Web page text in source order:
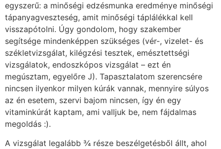
egyszerű: a minőségi edzésmunka eredménye minőségi
tápanyagveszteség, amit minőségi táplálékkal kell
visszapótolni. Úgy gondolom, hogy szakember
segítsége mindenképpen szükséges (vér-, vizelet- és
székletvizsgálat, kilégzési tesztek, emésztettségi
vizsgálatok, endoszkópos vizsgálat – ezt én
megúsztam, egyelőre J). Tapasztalatom szerencsére
nincsen ilyenkor milyen kúrák vannak, mennyire súlyos
az én esetem, szervi bajom nincsen, így én egy
vitaminkúrát kaptam, ami valljuk be, nem fájdalmas
megoldás :).
A vizsgálat legalább ¾ része beszélgetésből állt, ahol